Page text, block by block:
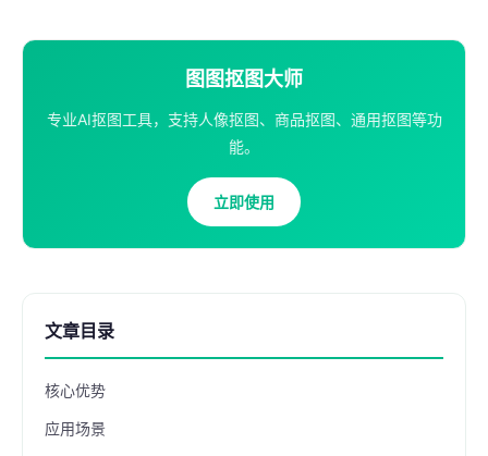
图图抠图大师
专业AI抠图工具，支持人像抠图、商品抠图、通用抠图等功
能。
立即使用
文章目录
核心优势
应用场景